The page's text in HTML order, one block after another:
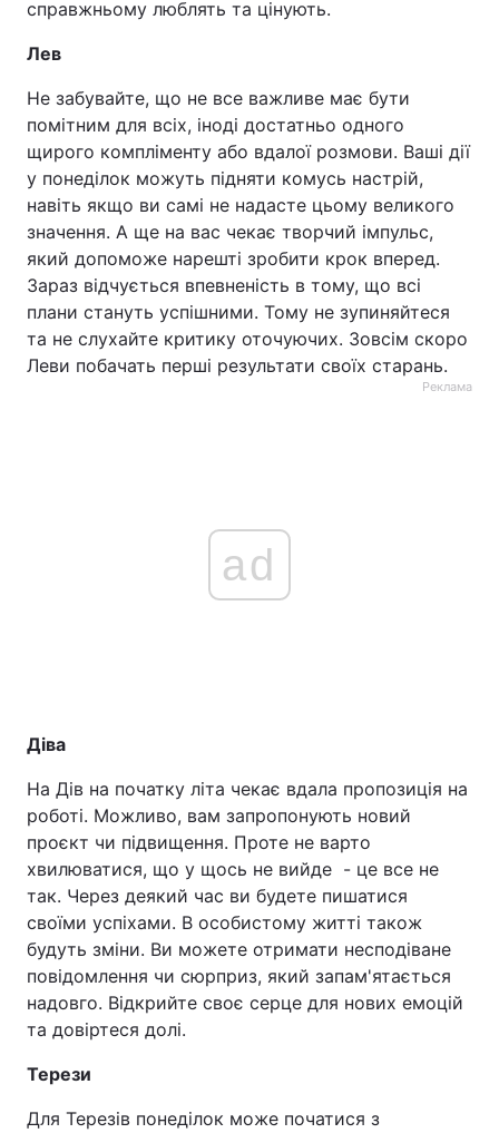
справжньому люблять та цінують.
Лев
Не забувайте, що не все важливе має бути
помітним для всіх, іноді достатньо одного
щирого компліменту або вдалої розмови. Ваші дії
у понеділок можуть підняти комусь настрій,
навіть якщо ви самі не надасте цьому великого
значення. А ще на вас чекає творчий імпульс,
який допоможе нарешті зробити крок вперед.
Зараз відчується впевненість в тому, що всі
плани стануть успішними. Тому не зупиняйтеся
та не слухайте критику оточуючих. Зовсім скоро
Леви побачать перші результати своїх старань.
Реклама
ad
Діва
На Дів на початку літа чекає вдала пропозиція на
роботі. Можливо, вам запропонують новий
проєкт чи підвищення. Проте не варто
хвилюватися, що у щось не вийде - це все не
так. Через деякий час ви будете пишатися
своїми успіхами. В особистому житті також
будуть зміни. Ви можете отримати несподіване
повідомлення чи сюрприз, який запам'ятається
надовго. Відкрийте своє серце для нових емоцій
та довіртеся долі.
Терези
Для Терезів понеділок може початися з